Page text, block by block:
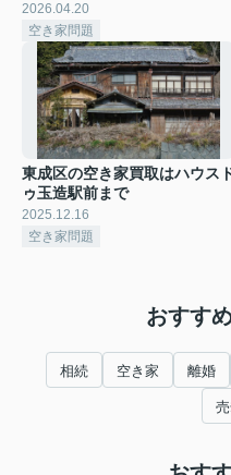
2026.04.20
空き家問題
東成区の空き家買取はハウス
ゥ玉造駅前まで
2025.12.16
空き家問題
おすす
相続 空き家 離婚